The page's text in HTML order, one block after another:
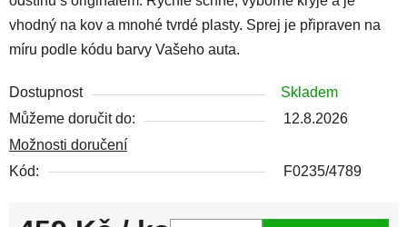
vhodný na kov a mnohé tvrdé plasty. Sprej je připraven na
míru podle kódu barvy Vašeho auta.
Dostupnost
Skladem
Můžeme doručit do:
12.8.2026
Možnosti doručení
Kód:
F0235/4789